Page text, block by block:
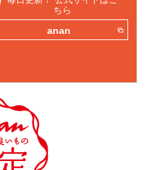
ちら
anan